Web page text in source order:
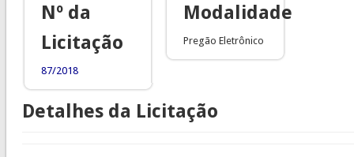
Nº da
Licitação
87/2018
Modalidade
Pregão Eletrônico
Detalhes da Licitação